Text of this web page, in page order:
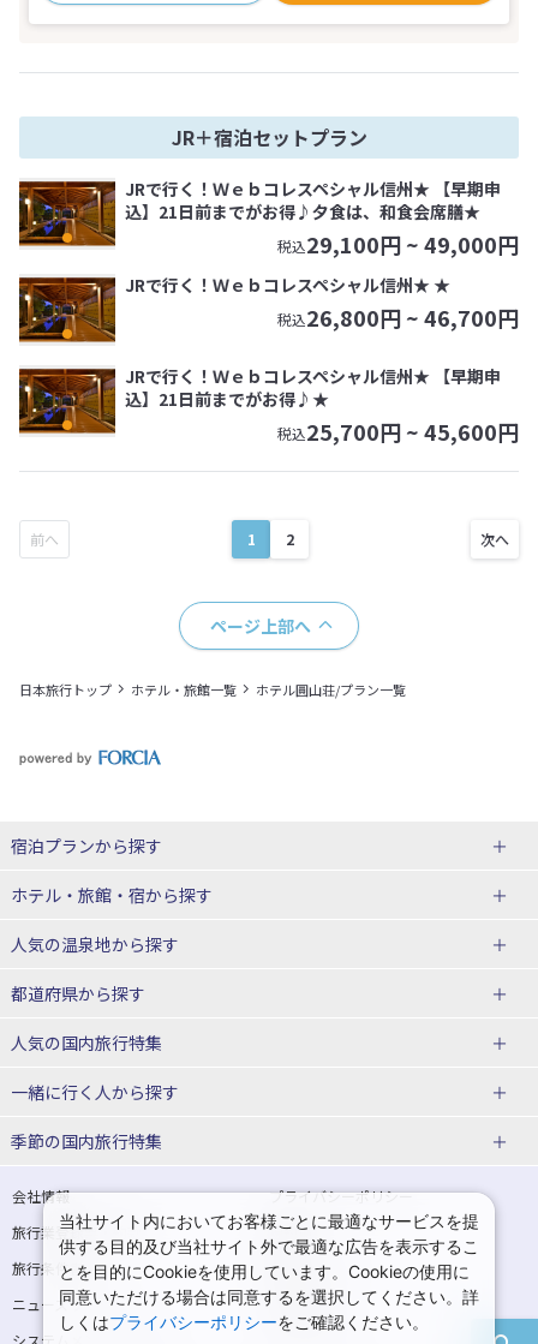
JR＋宿泊セットプラン
JRで行く！Ｗｅｂコレスペシャル信州★ 【早期申
込】21日前までがお得♪夕食は、和食会席膳★
税込29,100円 ~49,000円
JRで行く！Ｗｅｂコレスペシャル信州★ ★
税込26,800円 ~46,700円
JRで行く！Ｗｅｂコレスペシャル信州★ 【早期申
込】21日前までがお得♪★
税込25,700円 ~45,600円
1 2
ページ上部へ
日本旅行トップ ホテル・旅館一覧 ホテル圓山荘/プラン一覧
宿泊プランから探す
北海道
東北
青森県
宮城県
山形県
関東
埼玉県 千葉県
茨城県 栃木県
ホテル・旅館・宿から探す
北海道ホテル・旅館
青森県ホテル・旅館
宮城県ホテル・旅館
山形県ホテル・旅館
東京都ホテル・旅館 神奈川県ホテル・旅館
埼玉県ホテル・旅館 千葉県ホテル・旅館
茨城県ホテル・旅館 栃木県ホテル・旅館
人気の温泉地から探す
北海道
湯の川温泉(北海道)
十勝川温泉(北海道)
洞爺湖温泉(北海道)
層雲峡温泉(北海道)
東北
花巻温泉(岩手) 蔵王温泉(山形)
かみのやま温泉(山形) 鳴子温泉(宮城)
都道府県から探す
北海道旅行・ツアー
東北
青森旅行・ツアー 岩手旅行・ツアー
宮城旅行・ツアー 秋田旅行・ツアー
山形旅行・ツアー 福島旅行・ツアー
人気の国内旅行特集
東京ディズニーリゾート®への旅
ユニバーサル・スタジオ・ジャパ
一緒に行く人から探す
一人旅 国内版
カップル・夫婦旅行 国内版 女子旅 国内版
卒業旅行・学生旅行 国内版
季節の国内旅行特集
桜・お花見特集
ゴールデンウィーク（GW）の国内
旅行
夏休み・お盆の国内旅行 7月の国内旅行
8月の国内旅行 9月の国内旅行
会社情報
プライバシーポリシー
旅行業登録票・約款
規約集
旅行条件書
商標について
ニュースリリース
採用情報
システムメンテナンスの
当社サイト内においてお客様ごとに最適なサービスを提
供する目的及び当社サイト外で最適な広告を表示するこ
とを目的にCookieを使用しています。Cookieの使用に
同意いただける場合は同意するを選択してください。詳
しくはプライバシーポリシーをご確認ください。